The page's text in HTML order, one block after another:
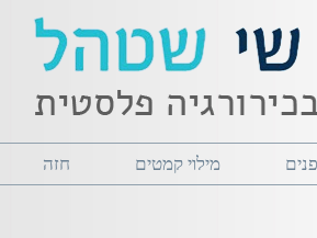
פנים מילוי קמטים חזה